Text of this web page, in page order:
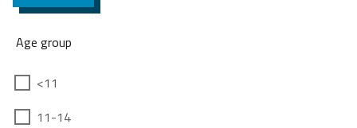
Age group
<11
11-14